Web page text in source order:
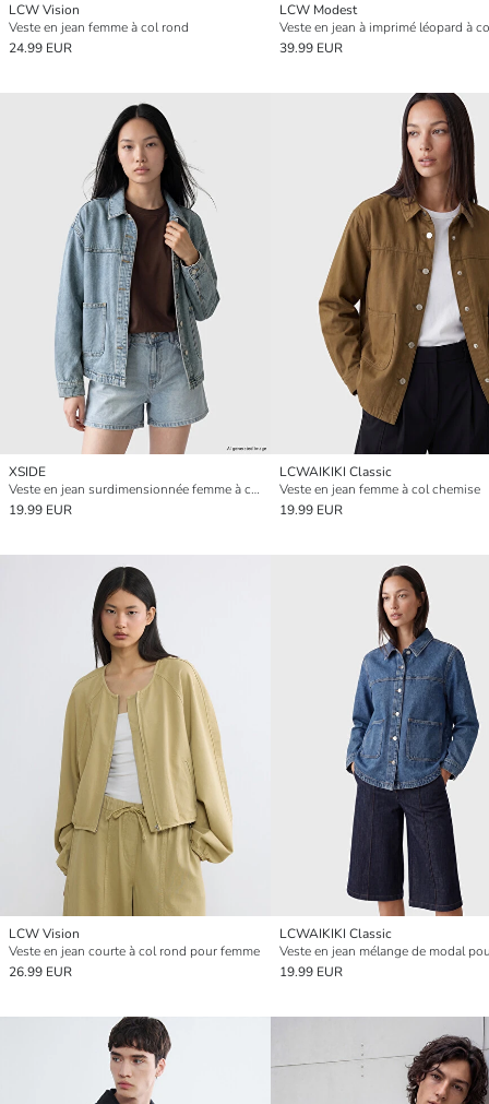
LCW Vision
Veste en jean femme à col rond
24.99 EUR
LCW Modest
39.99 EUR
XSIDE
Veste en jean surdimensionnée femme à col de chemise
19.99 EUR
LCWAIKIKI Classic
Veste en jean femme à col chemise
19.99 EUR
LCW Vision
Veste en jean courte à col rond pour femme
26.99 EUR
LCWAIKIKI Classic
19.99 EUR